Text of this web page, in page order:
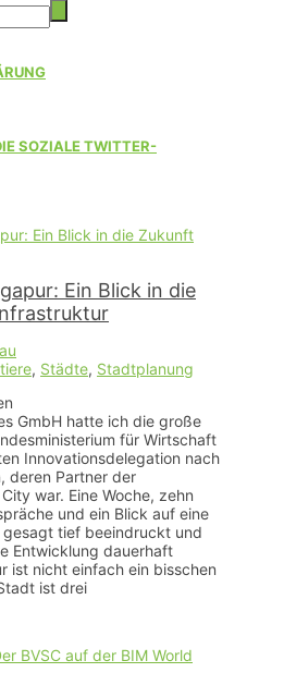
SOZIALE TWITTER-
Ein Blick in die
, Städte, Stadtplanung
GmbH hatte ich die große
für Wirtschaft
Innovationsdelegation nach
deren Partner der
war. Eine Woche, zehn
und ein Blick auf eine
tief beeindruckt und
Entwicklung dauerhaft
ist nicht einfach ein bisschen
ist drei